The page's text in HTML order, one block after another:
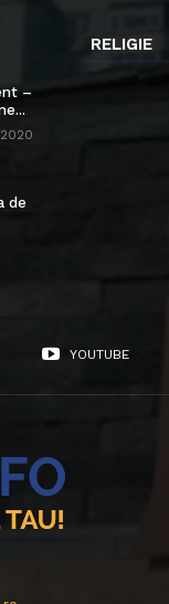
–
de
RELIGIE
YOUTUBE